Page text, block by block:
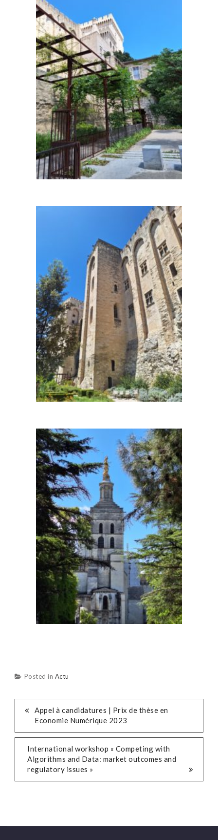
Posted in Actu
POST
NAVIGATION
Appel à candidatures | Prix de thèse en
Economie Numérique 2023
International workshop « Competing with
Algorithms and Data: market outcomes and
regulatory issues »